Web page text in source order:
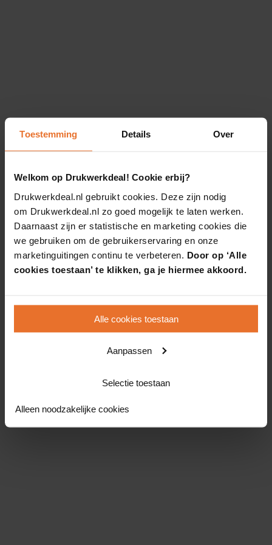
Toestemming Details Over
Welkom op Drukwerkdeal! Cookie erbij?
Drukwerkdeal.nl gebruikt cookies. Deze zijn nodig
om Drukwerkdeal.nl zo goed mogelijk te laten werken.
Daarnaast zijn er statistische en marketing cookies die
we gebruiken om de gebruikerservaring en onze
marketinguitingen continu te verbeteren. Door op ‘Alle
cookies toestaan’ te klikken, ga je hiermee akkoord.
Alle cookies toestaan
Aanpassen
Selectie toestaan
Alleen noodzakelijke cookies